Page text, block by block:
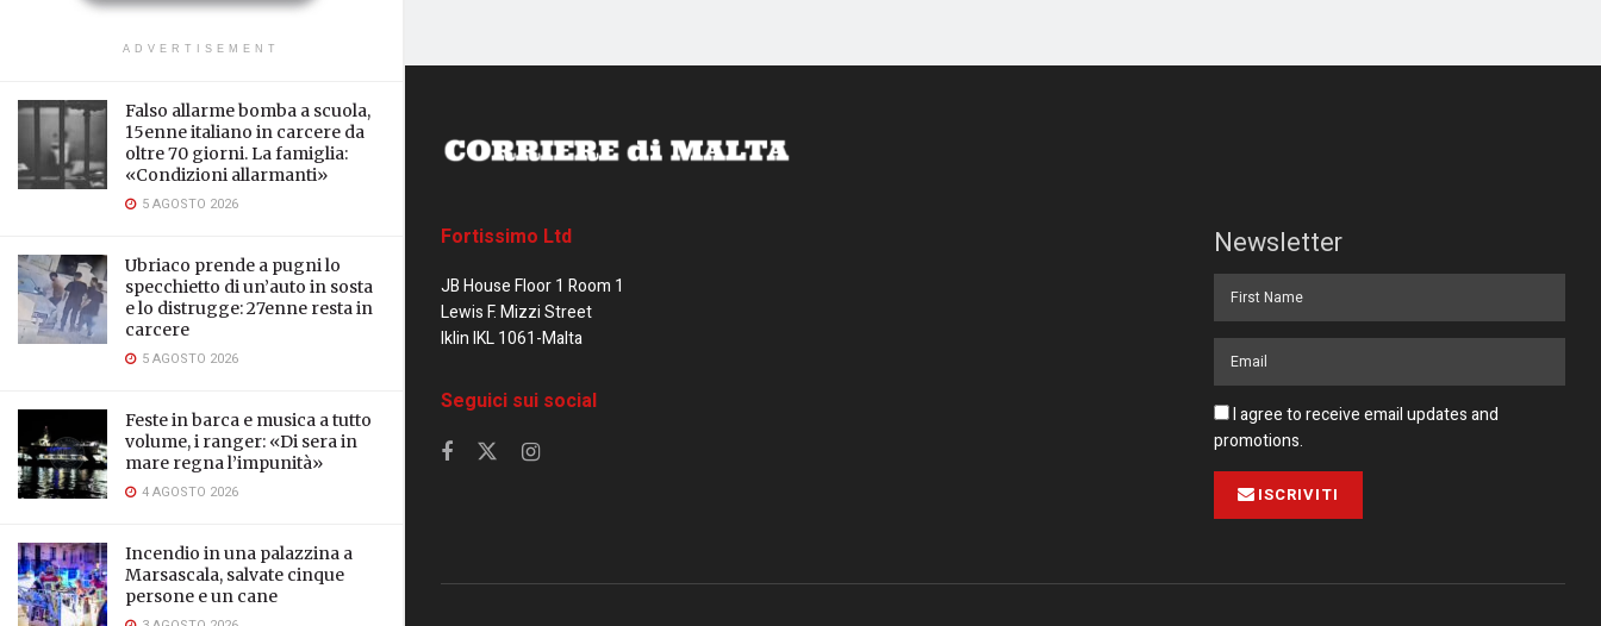
ADVERTISEMENT
Falso allarme bomba a scuola,
15enne italiano in carcere da
oltre 70 giorni. La famiglia:
«Condizioni allarmanti»
5 AGOSTO 2026
Ubriaco prende a pugni lo
specchietto di un’auto in sosta
e lo distrugge: 27enne resta in
carcere
5 AGOSTO 2026
Feste in barca e musica a tutto
volume, i ranger: «Di sera in
mare regna l’impunità»
4 AGOSTO 2026
Incendio in una palazzina a
Marsascala, salvate cinque
persone e un cane
Fortissimo Ltd
JB House Floor 1 Room 1
Lewis F. Mizzi Street
Iklin IKL 1061-Malta
Seguici sui social
Newsletter
I agree to receive email updates and
promotions.
ISCRIVITI